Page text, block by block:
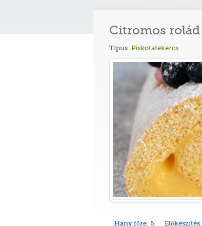
Citromos rolád
Típus: Piskótatekercs
Hány főre: 6 Előkészítés: